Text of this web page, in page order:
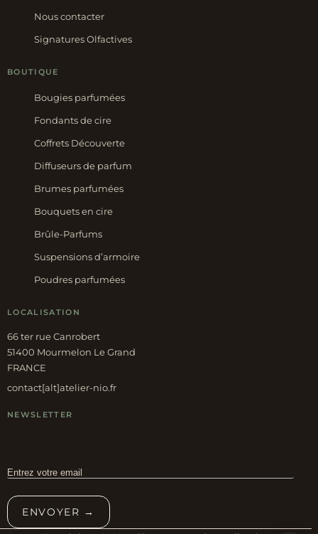
Nous contacter
Signatures Olfactives
BOUTIQUE
Bougies parfumées
Fondants de cire
Coffrets Découverte
Diffuseurs de parfum
Brumes parfumées
Bouquets en cire
Brûle-Parfums
Suspensions d’armoire
Poudres parfumées
LOCALISATION
66 ter rue Canrobert
51400 Mourmelon Le Grand
FRANCE
contact[alt]atelier-nio.fr
NEWSLETTER
ENVOYER →